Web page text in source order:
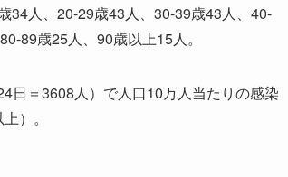
34人、20-29歳43人、30-39歳43人、40-
89歳25人、90歳以上15人。
日＝3608人）で人口10万人当たりの感染
）。